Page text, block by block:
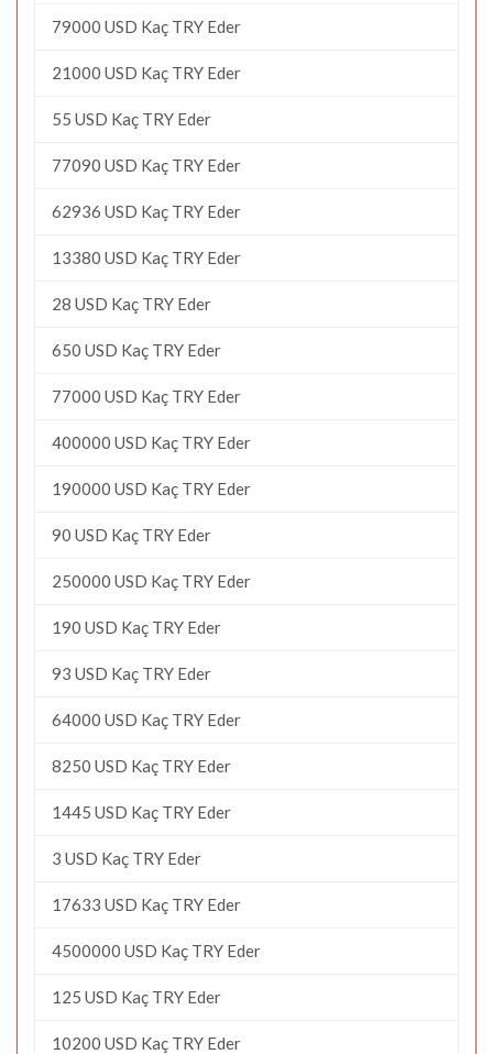
79000 USD Kaç TRY Eder
21000 USD Kaç TRY Eder
55 USD Kaç TRY Eder
77090 USD Kaç TRY Eder
62936 USD Kaç TRY Eder
13380 USD Kaç TRY Eder
28 USD Kaç TRY Eder
650 USD Kaç TRY Eder
77000 USD Kaç TRY Eder
400000 USD Kaç TRY Eder
190000 USD Kaç TRY Eder
90 USD Kaç TRY Eder
250000 USD Kaç TRY Eder
190 USD Kaç TRY Eder
93 USD Kaç TRY Eder
64000 USD Kaç TRY Eder
8250 USD Kaç TRY Eder
1445 USD Kaç TRY Eder
3 USD Kaç TRY Eder
17633 USD Kaç TRY Eder
4500000 USD Kaç TRY Eder
125 USD Kaç TRY Eder
10200 USD Kaç TRY Eder